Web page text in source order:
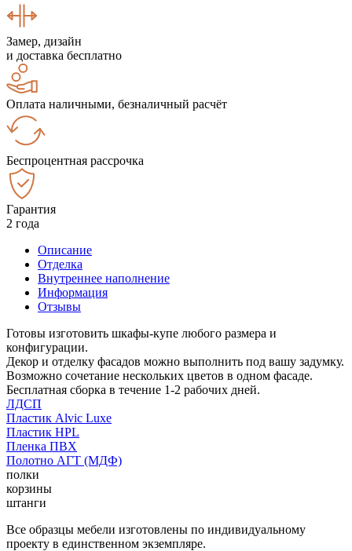
Замер, дизайн
и доставка бесплатно
Оплата наличными, безналичный расчёт
Беспроцентная рассрочка
Гарантия
2 года
Описание
Отделка
Внутреннее наполнение
Информация
Отзывы
Готовы изготовить шкафы-купе любого размера и
конфигурации.
Декор и отделку фасадов можно выполнить под вашу задумку.
Возможно сочетание нескольких цветов в одном фасаде.
Бесплатная сборка в течение 1-2 рабочих дней.
ЛДСП
Пластик Alvic Luxe
Пластик HPL
Пленка ПВХ
Полотно АГТ (МДФ)
полки
корзины
штанги
Все образцы мебели изготовлены по индивидуальному
проекту в единственном экземпляре.